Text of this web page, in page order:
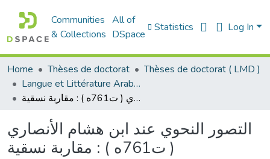
Communities
& Collections
All of
DSpace
Statistics Log In
Home Thèses de doctorat
Thèses de doctorat ( LMD )
Langue et Littérature Arabes - الأدب العربي
التصور النحوي عند ابن هشام الأنصاري ( ت761ه ) : مقاربة نسقية
التصور النحوي عند ابن هشام الأنصاري
( ت761ه ) : مقاربة نسقية